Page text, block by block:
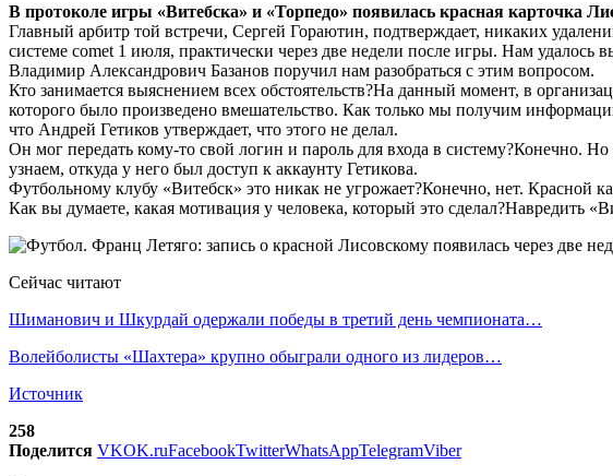
В протоколе игры «Витебска» и «Торпедо» появилась красная карточка
Главный арбитр той встречи, Сергей Гораютин, подтверждает, никаких
системе comet 1 июля, практически через две недели после игры. Нам
Владимир Александрович Базанов поручил нам разобраться с этим вопросом.
Кто занимается выяснением всех обстоятельств?На данный момент, в
которого было произведено вмешательство. Как только мы получим
что Андрей Гетиков утверждает, что этого не делал.
Он мог передать кому-то свой логин и пароль для входа в систему?Конечно.
узнаем, откуда у него был доступ к аккаунту Гетикова.
Футбольному клубу «Витебск» это никак не угрожает?Конечно, нет. Красной
Как вы думаете, какая мотивация у человека, который это сделал?Навредить
Сейчас читают
Шиманович и Шкурдай одержали победы в третий день чемпионата…
Волейболисты «Шахтера» крупно обыграли одного из лидеров…
Источник
258
Поделится VKOK.ruFacebookTwitterWhatsAppTelegramViber